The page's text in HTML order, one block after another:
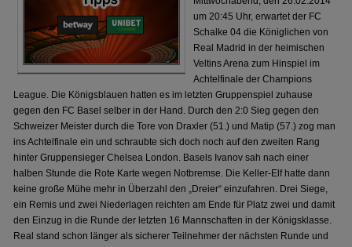
um 20:45 Uhr, erwartet der FC
Schalke 04 die Königlichen von
Real Madrid in der heimischen
Veltins Arena zum Hinspiel im
Achtelfinale der Champions
League. Die Königsblauen hatten es im letzten Gruppenspiel zuhause
gegen den FC Basel selber in der Hand. Durch den 2:0 Sieg gegen den
Schweizer Meister durch die Tore von Draxler (51.) und Matip (57.) zog man
ins Achtelfinale ein und schraubte sich doch noch auf den zweiten Rang
hinter Gruppensieger Chelsea London. Basels Ivanov sah nach einer
halben Stunde die Rote Karte wegen Notbremse. Die Keller-Elf hatte dann
keine große Mühe mehr in Überzahl den „Dreier“ einzufahren. Drei Siege,
ein Remis und zwei Niederlagen reichten am Ende für Platz zwei und damit
den Einzug in die Runde der letzten 16 Mannschaften in der Königsklasse.
Real stand schon länger als sicherer Teilnehmer der nächsten Runde und